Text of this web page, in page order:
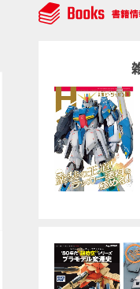
チタンゴールド
タミヤカラー エナメル塗料
ど、